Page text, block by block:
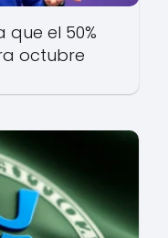
que el 50%
octubre